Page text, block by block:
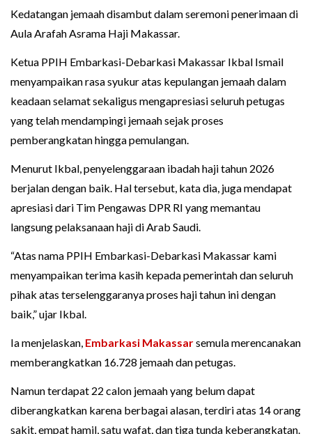
Kedatangan jemaah disambut dalam seremoni penerimaan di
Aula Arafah Asrama Haji Makassar.
Ketua PPIH Embarkasi-Debarkasi Makassar Ikbal Ismail
menyampaikan rasa syukur atas kepulangan jemaah dalam
keadaan selamat sekaligus mengapresiasi seluruh petugas
yang telah mendampingi jemaah sejak proses
pemberangkatan hingga pemulangan.
Menurut Ikbal, penyelenggaraan ibadah haji tahun 2026
berjalan dengan baik. Hal tersebut, kata dia, juga mendapat
apresiasi dari Tim Pengawas DPR RI yang memantau
langsung pelaksanaan haji di Arab Saudi.
“Atas nama PPIH Embarkasi-Debarkasi Makassar kami
menyampaikan terima kasih kepada pemerintah dan seluruh
pihak atas terselenggaranya proses haji tahun ini dengan
baik,” ujar Ikbal.
Ia menjelaskan, Embarkasi Makassarsemula merencanakan
memberangkatkan 16.728 jemaah dan petugas.
Namun terdapat 22 calon jemaah yang belum dapat
diberangkatkan karena berbagai alasan, terdiri atas 14 orang
sakit, empat hamil, satu wafat, dan tiga tunda keberangkatan.